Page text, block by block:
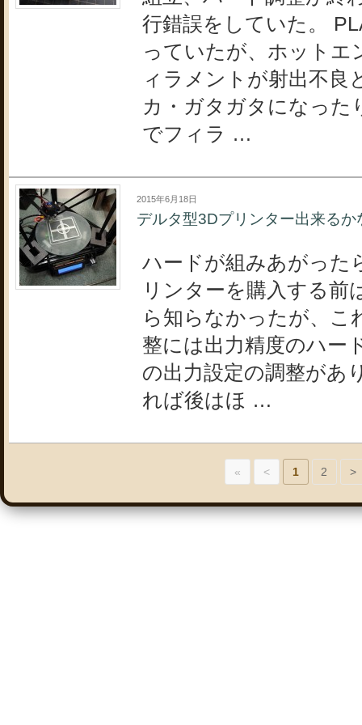
行錯誤をしていた。
っていたが、ホットエ
ィラメントが射出不良
カ・ガタガタになった
でフィラ …
2015年6月18日
デルタ型3Dプリンター出来る
ハードが組みあがった
リンターを購入する前
ら知らなかったが、こ
整には出力精度のハー
の出力設定の調整があ
れば後はほ …
« < 1 2 >